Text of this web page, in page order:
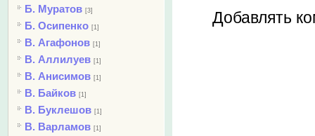
Б. Муратов [3]
Б. Осипенко [1]
В. Агафонов [1]
В. Аллилуев [1]
В. Анисимов [1]
В. Байков [1]
В. Буклешов [1]
В. Варламов [1]
Добавлять